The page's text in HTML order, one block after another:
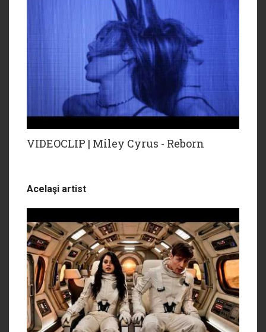
VIDEOCLIP | Miley Cyrus - Reborn
Acelaşi artist